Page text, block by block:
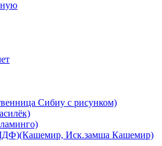
Сибиу с рисунком)
Иск.замша Кашемир)